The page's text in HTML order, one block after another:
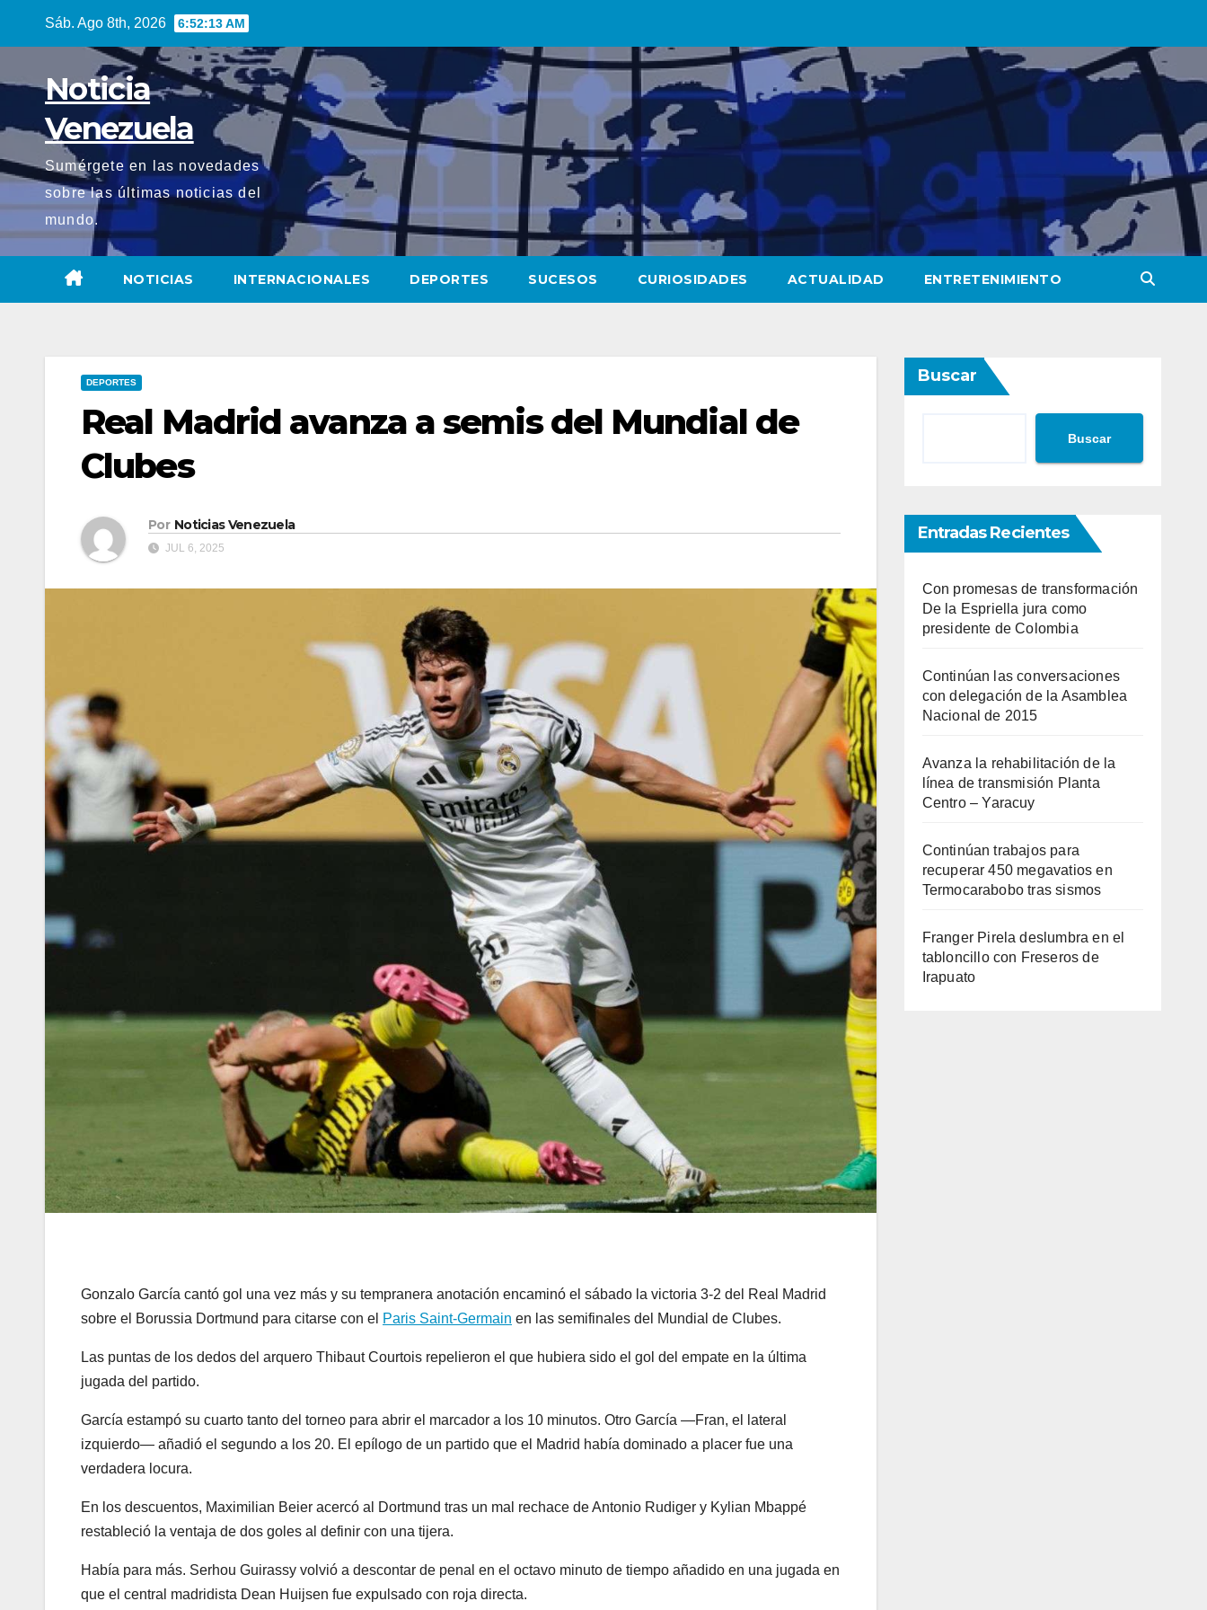
Sáb. Ago 8th, 2026 6:52:14 AM
Noticia
Venezuela
Sumérgete en las novedades
sobre las últimas noticias del
mundo.
NOTICIAS INTERNACIONALES DEPORTES SUCESOS CURIOSIDADES ACTUALIDAD ENTRETENIMIENTO
DEPORTES
Real Madrid avanza a semis del Mundial de
Clubes
Por Noticias Venezuela
JUL 6, 2025
Gonzalo García cantó gol una vez más y su tempranera anotación encaminó el sábado la victoria 3-2 del Real Madrid
sobre el Borussia Dortmund para citarse con el Paris Saint-Germain en las semifinales del Mundial de Clubes.
Las puntas de los dedos del arquero Thibaut Courtois repelieron el que hubiera sido el gol del empate en la última
jugada del partido.
García estampó su cuarto tanto del torneo para abrir el marcador a los 10 minutos. Otro García —Fran, el lateral
izquierdo— añadió el segundo a los 20. El epílogo de un partido que el Madrid había dominado a placer fue una
verdadera locura.
En los descuentos, Maximilian Beier acercó al Dortmund tras un mal rechace de Antonio Rudiger y Kylian Mbappé
restableció la ventaja de dos goles al definir con una tijera.
Había para más. Serhou Guirassy volvió a descontar de penal en el octavo minuto de tiempo añadido en una jugada en
que el central madridista Dean Huijsen fue expulsado con roja directa.
Buscar
Buscar
Entradas Recientes
Con promesas de transformación
De la Espriella jura como
presidente de Colombia
Continúan las conversaciones
con delegación de la Asamblea
Nacional de 2015
Avanza la rehabilitación de la
línea de transmisión Planta
Centro – Yaracuy
Continúan trabajos para
recuperar 450 megavatios en
Termocarabobo tras sismos
Franger Pirela deslumbra en el
tabloncillo con Freseros de
Irapuato